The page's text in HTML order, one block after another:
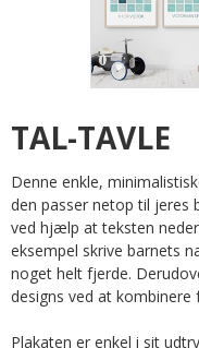
TAL-TAVLE
Denne enkle,
den passer netop til jeres
ved hjælp at teksten
eksempel skrive barnets
noget helt fjerde.
designs ved at kombinere
Plakaten er enkel i sit